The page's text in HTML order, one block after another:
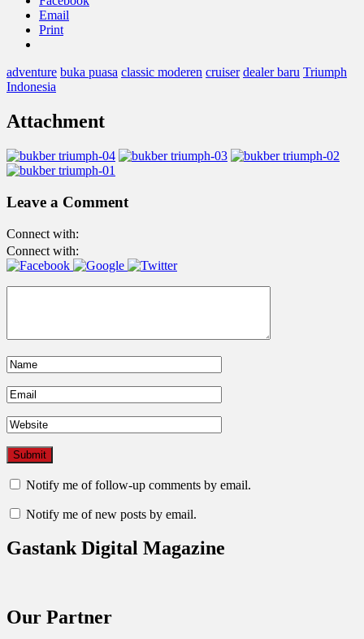
Email
Print
adventure buka puasa classic moderen cruiser dealer baru Triumph
Indonesia
Attachment
Leave a Comment
Connect with:
Connect with:
Notify me of follow-up comments by email.
Notify me of new posts by email.
Gastank Digital Magazine
Our Partner